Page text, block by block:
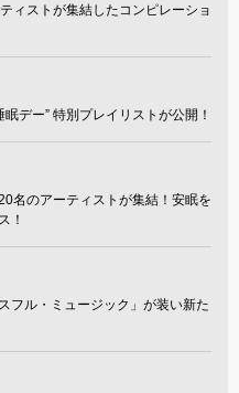
ィストが集結したコンピレーショ
デー” 特別プレイリストが公開！
名のアーティストが集結！安眠を
！
フル・ミュージック」が装い新た